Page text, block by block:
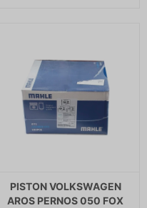
PISTON VOLKSWAGEN
AROS PERNOS 050 FOX